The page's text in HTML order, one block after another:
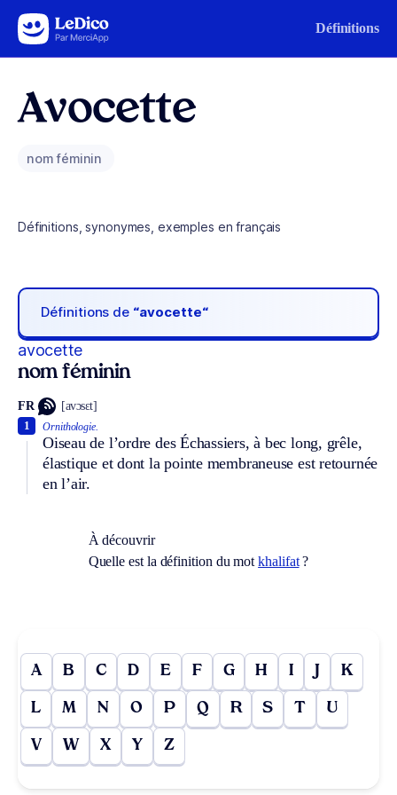
Aller au contenu Définitions
Avocette
nom féminin
Définitions, synonymes, exemples en français
Définitions de “avocette“
avocette
nom féminin
FR [avɔsɛt]
Ornithologie.
Oiseau de l’ordre des Échassiers, à bec long, grêle,
élastique et dont la pointe membraneuse est retournée
en l’air.
1
À découvrir
Quelle est la définition du motkhalifat?
A B C D E F G H I J K
L M N O P Q R S T U
V W X Y Z